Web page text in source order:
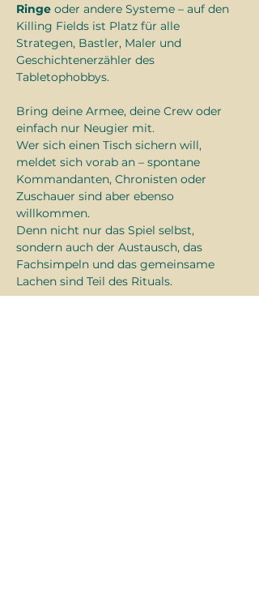
Ringe oder andere Systeme – auf den
Killing Fields ist Platz für alle
Strategen, Bastler, Maler und
Geschichtenerzähler des
Tabletophobbys.
Bring deine Armee, deine Crew oder
einfach nur Neugier mit.
Wer sich einen Tisch sichern will,
meldet sich vorab an – spontane
Kommandanten, Chronisten oder
Zuschauer sind aber ebenso
willkommen.
Denn nicht nur das Spiel selbst,
sondern auch der Austausch, das
Fachsimpeln und das gemeinsame
Lachen sind Teil des Rituals.